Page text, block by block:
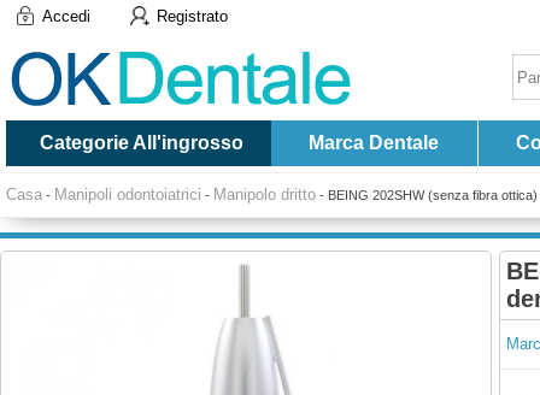
Accedi Registrato
Categorie All'ingrosso Marca Dentale
Casa - Manipoli odontoiatrici - Manipolo dritto - BEING 202SHW (senza fibra